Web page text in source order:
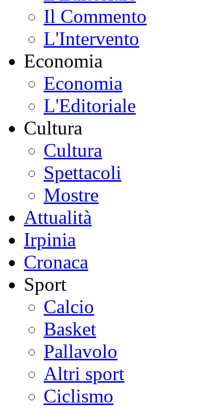
Il Commento
L'Intervento
Economia
Economia
L'Editoriale
Cultura
Cultura
Spettacoli
Mostre
Attualità
Irpinia
Cronaca
Sport
Calcio
Basket
Pallavolo
Altri sport
Ciclismo